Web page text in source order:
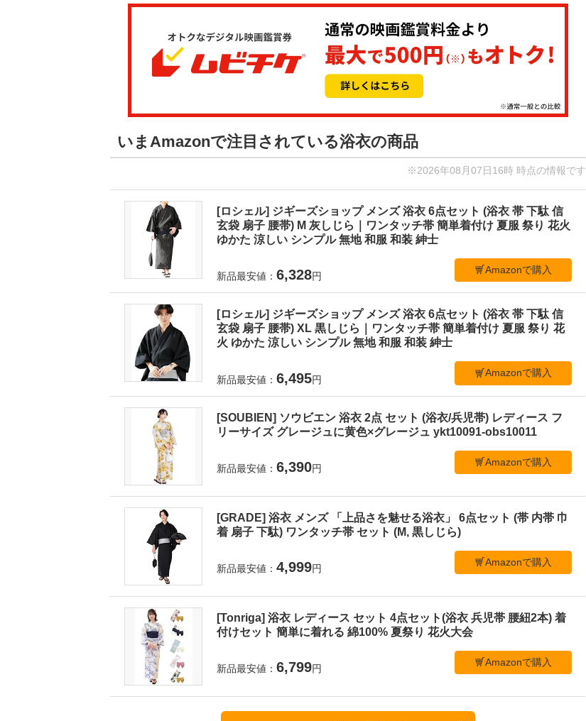
いまAmazonで注目されている浴衣の商品
※2026年08月07日16時 時点の情報です
[ロシェル] ジギーズショップ メンズ 浴衣 6点セット (浴衣 帯 下駄 信
玄袋 扇子 腰帯) M 灰しじら｜ワンタッチ帯 簡単着付け 夏服 祭り 花火
ゆかた 涼しい シンプル 無地 和服 和装 紳士
新品最安値： 6,328円
Amazonで購入
[ロシェル] ジギーズショップ メンズ 浴衣 6点セット (浴衣 帯 下駄 信
玄袋 扇子 腰帯) XL 黒しじら｜ワンタッチ帯 簡単着付け 夏服 祭り 花
火 ゆかた 涼しい シンプル 無地 和服 和装 紳士
新品最安値： 6,495円
Amazonで購入
[SOUBIEN] ソウビエン 浴衣 2点 セット (浴衣/兵児帯) レディース フ
リーサイズ グレージュに黄色×グレージュ ykt10091-obs10011
新品最安値： 6,390円
Amazonで購入
[GRADE] 浴衣 メンズ 「上品さを魅せる浴衣」 6点セット (帯 内帯 巾
着 扇子 下駄) ワンタッチ帯 セット (M, 黒しじら)
新品最安値： 4,999円
Amazonで購入
[Tonriga] 浴衣 レディース セット 4点セット(浴衣 兵児帯 腰紐2本) 着
付けセット 簡単に着れる 綿100% 夏祭り 花火大会
新品最安値： 6,799円
Amazonで購入